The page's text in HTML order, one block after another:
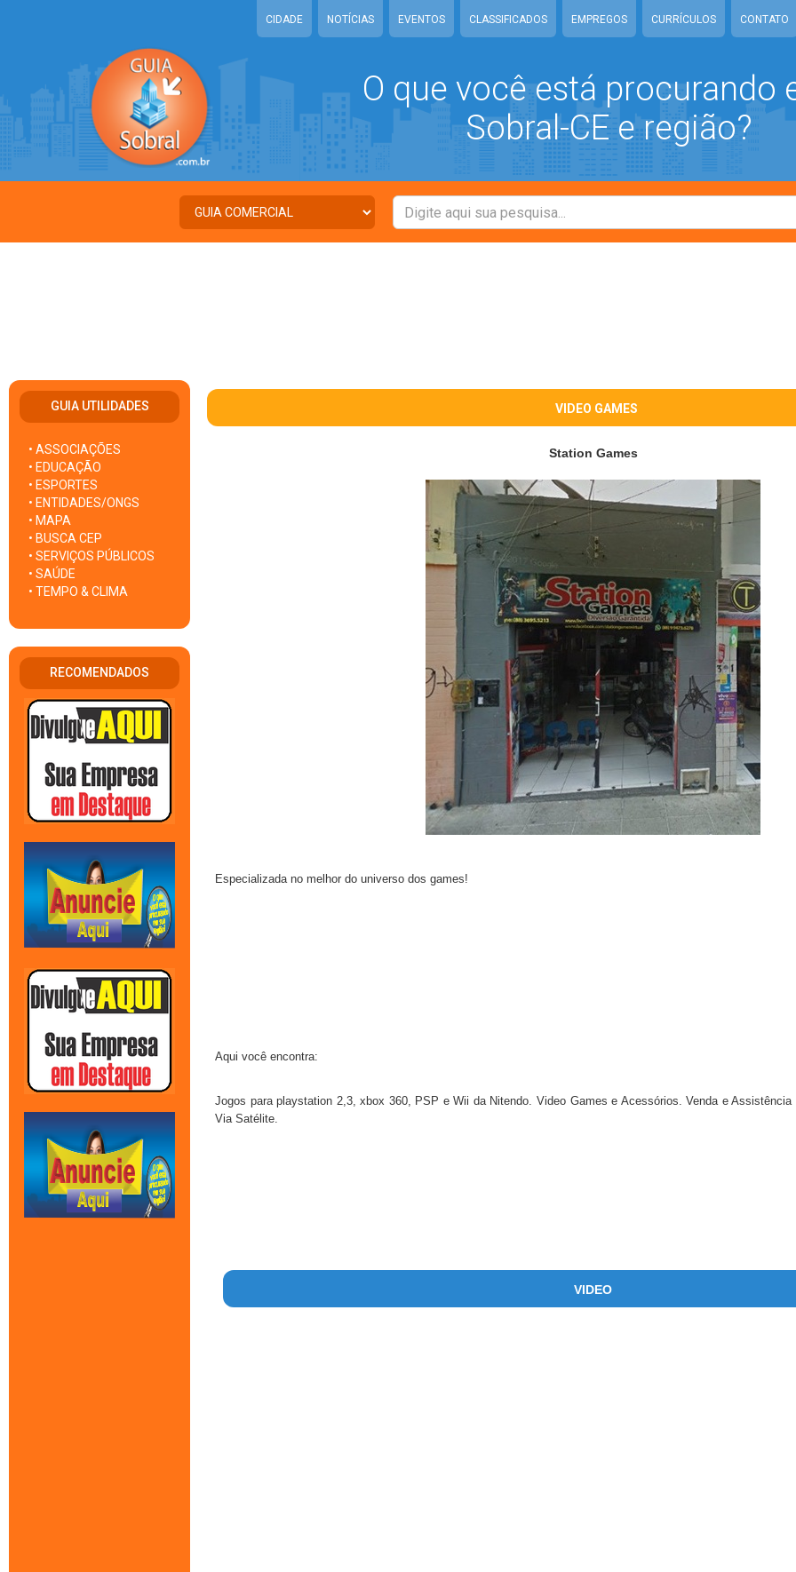
CIDADE NOTÍCIAS EVENTOS CLASSIFICADOS EMPREGOS CURRÍCULOS CONTATO
O que você está procurando
Sobral-CE e região?
GUIA UTILIDADES
• ASSOCIAÇÕES
• EDUCAÇÃO
• ESPORTES
• ENTIDADES/ONGS
• MAPA
• BUSCA CEP
• SERVIÇOS PÚBLICOS
• SAÚDE
• TEMPO & CLIMA
RECOMENDADOS
VIDEO GAMES
Station Games
Especializada no melhor do universo dos games!
Aqui você encontra:
Jogos para playstation 2,3, xbox 360, PSP e Wii da Nitendo. Video Games e Acessórios. Venda e
Via Satélite.
VIDEO